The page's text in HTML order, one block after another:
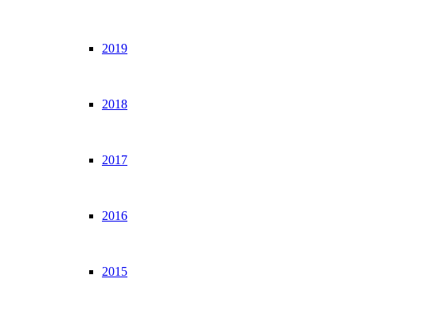
2019
2018
2017
2016
2015